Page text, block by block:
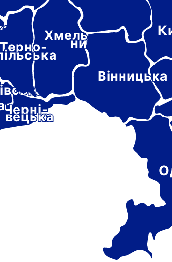
Черні-
вецька
Хмель-
ницька
Терно-
Вінницька